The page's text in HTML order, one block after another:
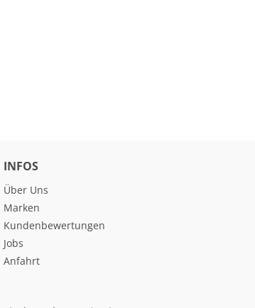
INFOS
Über Uns
Marken
Kundenbewertungen
Jobs
Anfahrt